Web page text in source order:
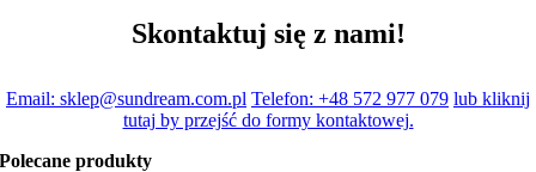
Skontaktuj się z nami!
Email: sklep@sundream.com.pl Telefon: +48 572 977 079 lub kliknij
tutaj by przejść do formy kontaktowej.
Polecane produkty